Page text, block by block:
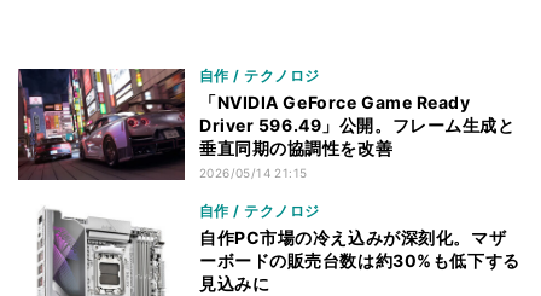
自作 / テクノロジ
「NVIDIA GeForce Game Ready
Driver 596.49」公開。フレーム生成と
垂直同期の協調性を改善
2026/05/14 21:15
自作 / テクノロジ
自作PC市場の冷え込みが深刻化。マザ
ーボードの販売台数は約30%も低下する
見込みに